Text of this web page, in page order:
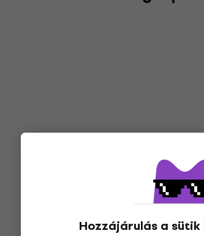
Hozzájárulás a